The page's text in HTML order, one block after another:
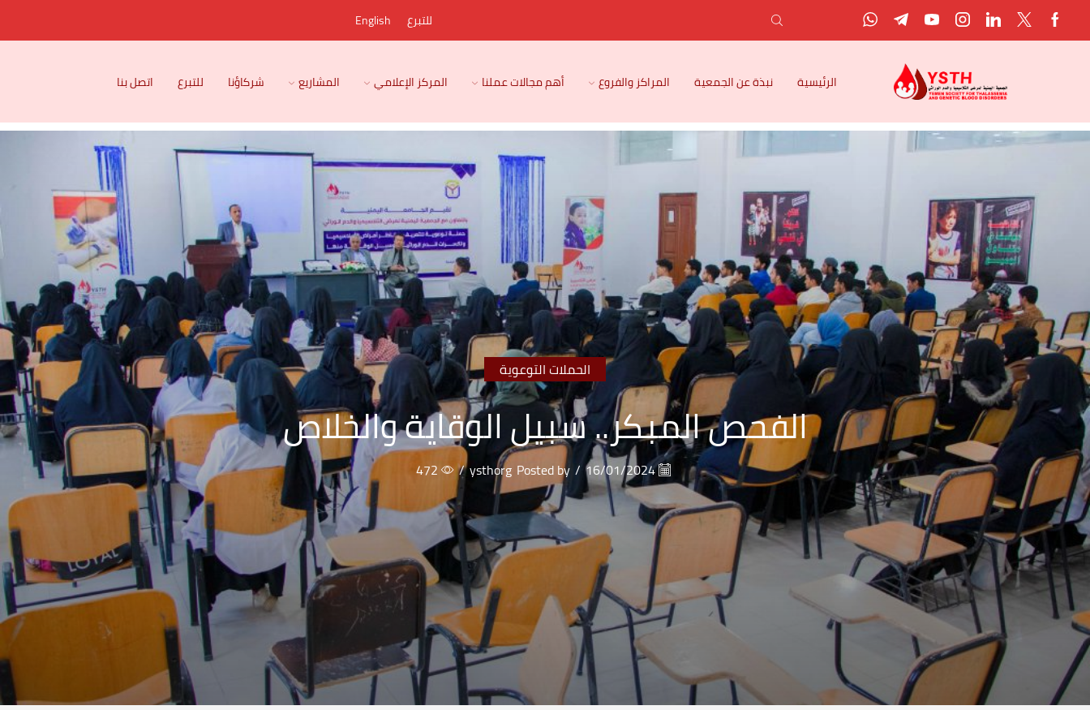
للتبرع English
الرئيسية نبذة عن الجمعية المراكز والفروع أهم مجالات عملنا المركز الإعلامي المشاريع شركاؤنا للتبرع اتصل بنا
الحملات التوعوية
الفحص المبكر.. سبيل الوقاية والخلاص
16/01/2024
/
Posted by
ysthorg
/
472